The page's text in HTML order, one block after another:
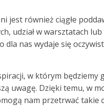
jest również ciągłe
udział w warsztatach
dla nas wydaje się
w którym będziemy
uwagę. Dzięki temu, w
nam przetrwać takie